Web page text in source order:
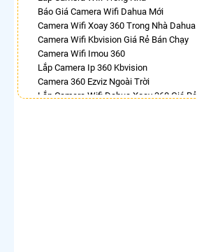
Báo Giá Camera Wifi Dahua Mới
Camera Wifi Xoay 360 Trong Nhà Dahua
Camera Wifi Kbvision Giá Rẻ Bán Chạy
Camera Wifi Imou 360
Lắp Camera Ip 360 Kbvision
Camera 360 Ezviz Ngoài Trời
Lắp Camera Wifi Dahua Xoay 360 Giá Rẻ